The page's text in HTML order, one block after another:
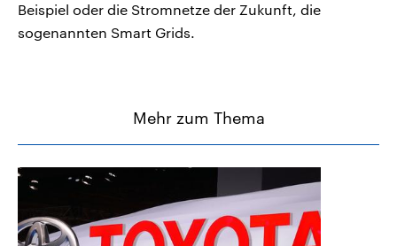
Beispiel oder die Stromnetze der Zukunft, die
sogenannten Smart Grids.
Mehr zum Thema